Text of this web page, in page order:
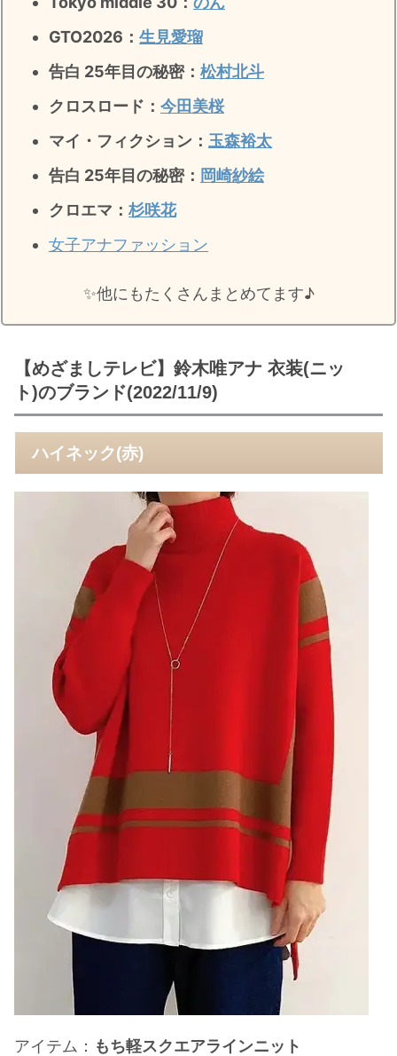
GTO2026： 生見愛瑠
告白 25年目の秘密： 松村北斗
クロスロード： 今田美桜
マイ・フィクション： 玉森裕太
告白 25年目の秘密： 岡崎紗絵
クロエマ： 杉咲花
女子アナファッション
✨️他にもたくさんまとめてます♪
【めざましテレビ】鈴木唯アナ 衣装(ニッ
ト)のブランド(2022/11/9)
ハイネック(赤)
アイテム： もち軽スクエアラインニット